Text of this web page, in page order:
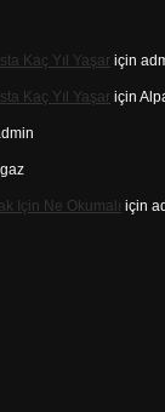
Kaç Yıl Yaşar için
Kaç Yıl Yaşar için
Ilgaz
Için Ne Okumalı için